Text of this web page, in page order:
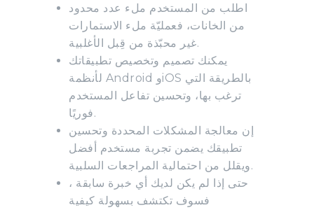
اطلب من المستخدم ملء عدد محدود
من الخانات، فعمليّة ملء الاستمارات
غير محبّذة من قِبل الأغلبية.
يمكنك تصميم وتخصيص تطبيقاتك
لأنظمة Android وiOS بالطريقة التي
ترغب بها، وتحسين تفاعل المستخدم
فوريًا.
إن معالجة المشكلات المحددة وتحسين
تطبيقك يضمن تجربة مستخدم أفضل
ويقلل من احتمالية المراجعات السلبية.
حتى إذا لم يكن لديك أي خبرة سابقة ،
فسوف تكتشف بسهولة كيفية